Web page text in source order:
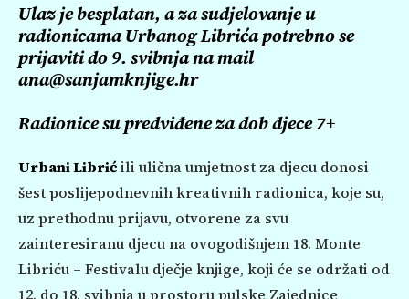
Ulaz je besplatan, a za sudjelovanje u
radionicama Urbanog Librića potrebno se
prijaviti do 9. svibnja na mail
ana@sanjamknjige.hr
Radionice su predviđene za dob djece 7+
Urbani Librićili ulična umjetnost za djecu donosi
šest poslijepodnevnih kreativnih radionica, koje su,
uz prethodnu prijavu, otvorene za svu
zainteresiranu djecu na ovogodišnjem 18. Monte
Libriću – Festivalu dječje knjige, koji će se održati od
12. do 18. svibnja u prostoru pulske Zajednice